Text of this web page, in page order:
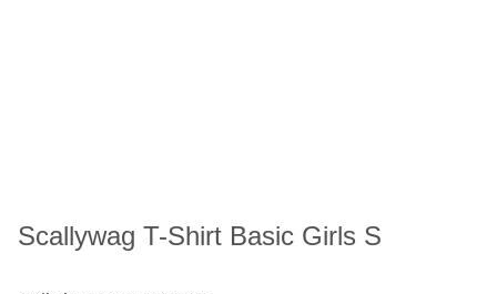
Scallywag T-Shirt Basic Girls S